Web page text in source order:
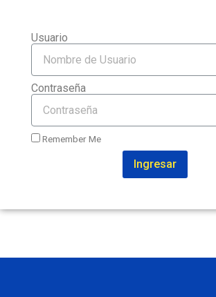
Usuario
Contraseña
Remember Me
Ingresar